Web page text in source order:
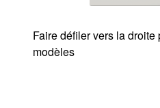
Faire défiler vers la droite
modèles